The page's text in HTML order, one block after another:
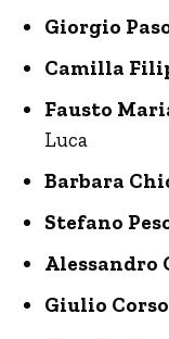
Giorgio
Camilla
Fausto
Luca
Barbara
Stefano
Alessandro
Giulio Corso